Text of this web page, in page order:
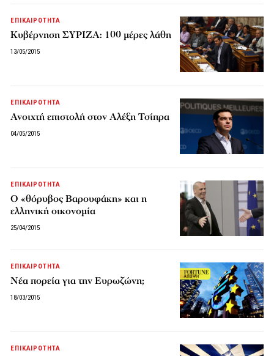
ΕΠΙΚΑΙΡΟΤΗΤΑ
Κυβέρνηση ΣΥΡΙΖΑ: 100 μέρες λάθη
13/05/2015
ΕΠΙΚΑΙΡΟΤΗΤΑ
Ανοιχτή επιστολή στον Αλέξη Τσίπρα
04/05/2015
ΕΠΙΚΑΙΡΟΤΗΤΑ
O «θόρυβος Βαρουφάκη» και η
ελληνική οικονομία
25/04/2015
ΕΠΙΚΑΙΡΟΤΗΤΑ
Νέα πορεία για την Ευρωζώνη;
18/03/2015
ΕΠΙΚΑΙΡΟΤΗΤΑ